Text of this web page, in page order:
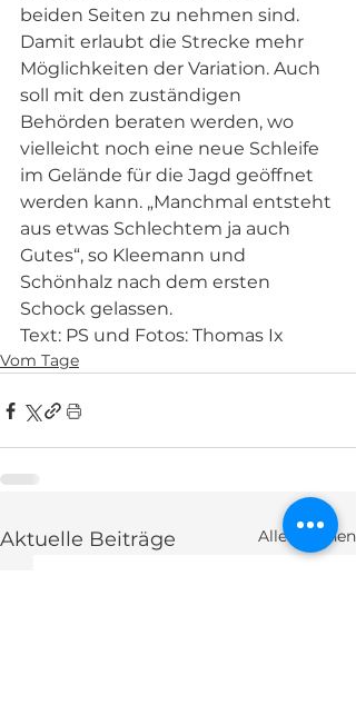
beiden Seiten zu nehmen sind.
Damit erlaubt die Strecke mehr
Möglichkeiten der Variation. Auch
soll mit den zuständigen
Behörden beraten werden, wo
vielleicht noch eine neue Schleife
im Gelände für die Jagd geöffnet
werden kann. „Manchmal entsteht
aus etwas Schlechtem ja auch
Gutes“, so Kleemann und
Schönhalz nach dem ersten
Schock gelassen.
Text: PS und Fotos: Thomas Ix
Vom Tage
Aktuelle Beiträge Alle ansehen